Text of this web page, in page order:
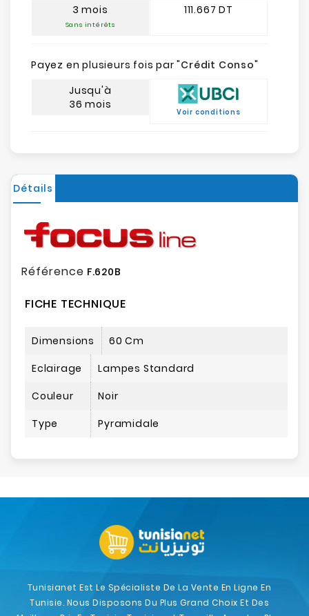
3 mois
Sans intérêts
111.667 DT
Payez en plusieurs fois par "Crédit Conso"
Jusqu'à
36 mois
Voir conditions
Détails
Référence F.620B
FICHE TECHNIQUE
Dimensions
60 Cm
Eclairage
Lampes Standard
Couleur
Noir
Type
Pyramidale
Tunisianet Est Le Spécialiste De La Vente En Ligne En
Tunisie. Nous Disposons Du Plus Grand Choix Et Des